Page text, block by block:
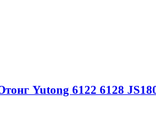
Yutong 6122 6128